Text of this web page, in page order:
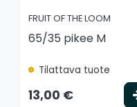
FRUIT OF THE LOOM
65/35 pikee M
Tilattava tuote
13,00 €